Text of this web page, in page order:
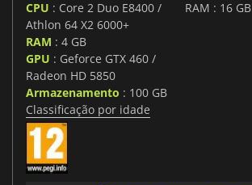
CPU : Core 2 Duo E8400 /
Athlon 64 X2 6000+
RAM : 4 GB
GPU : Geforce GTX 460 /
Radeon HD 5850
Armazenamento : 100 GB
RAM : 16 GB
Classificação por idade